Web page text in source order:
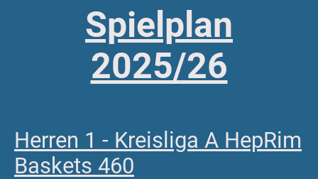
Spielplan
2025/26
Herren 1 - Kreisliga A HepRim
Baskets 460